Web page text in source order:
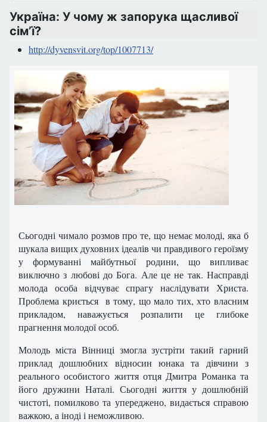
Україна: У чому ж запорука щасливої
сім’ї?
http://dyvensvit.org/top/1007713/
Сьогодні чимало розмов про те, що немає молоді, яка б
шукала вищих духовних ідеалів чи правдивого героїзму
у формуванні майбутньої родини, що випливає
виключно з любові до Бога. Але це не так. Насправді
молода особа відчуває спрагу наслідувати Христа.
Проблема криється в тому, що мало тих, хто власним
прикладом, наважується розпалити це глибоке
прагнення молодої особ.
Молодь міста Вінниці змогла зустріти такий гарний
приклад дошлюбних відносин юнака та дівчини з
реального особистого життя отця Дмитра Романка та
його дружини Наталі. Сьогодні життя у дошлюбній
чистоті, помилково та упереджено, видається справою
важкою, а іноді і неможливою.